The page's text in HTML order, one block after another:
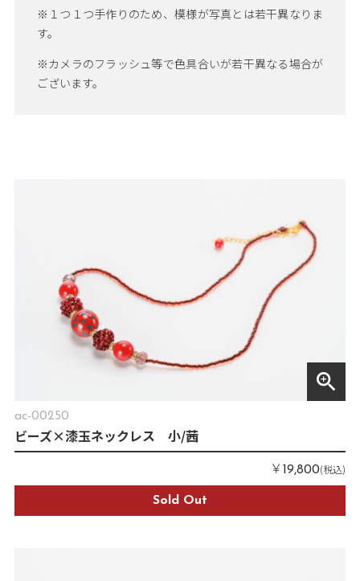
※１つ１つ手作りのため、模様が写真とは若干異なりま
す。
※カメラのフラッシュ等で色具合いが若干異なる場合が
ございます。
zoom_in
ac-00250
ビーズ×漆玉ネックレス 小/茜
￥19,800(税込)
Sold Out